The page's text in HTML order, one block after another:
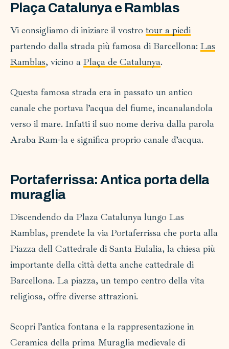
Plaça Catalunya e Ramblas
Vi consigliamo di iniziare il vostro tour a piedi
partendo dalla strada più famosa di Barcellona: Las
Ramblas, vicino a Plaça de Catalunya.
Questa famosa strada era in passato un antico
canale che portava l’acqua del fiume, incanalandola
verso il mare. Infatti il suo nome deriva dalla parola
Araba Ram-la e significa proprio canale d’acqua.
Portaferrissa: Antica porta della
muraglia
Discendendo da Plaza Catalunya lungo Las
Ramblas, prendete la via Portaferrissa che porta alla
Piazza dell Cattedrale di Santa Eulalia, la chiesa più
importante della città detta anche cattedrale di
Barcellona. La piazza, un tempo centro della vita
religiosa, offre diverse attrazioni.
Scopri l’antica fontana e la rappresentazione in
Ceramica della prima Muraglia medievale di